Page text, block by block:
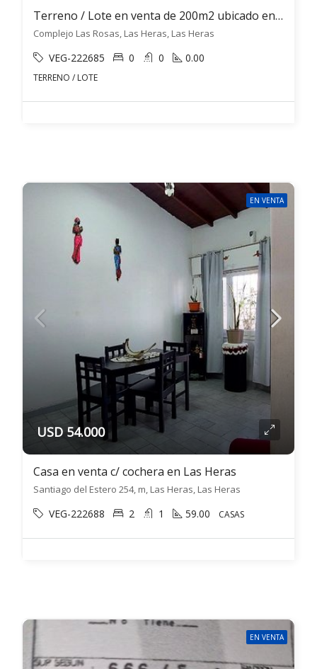
Terreno / Lote en venta de 200m2 ubicado en Las Heras
Complejo Las Rosas, Las Heras, Las Heras
VEG-222685 0 0 0.00
TERRENO / LOTE
EN VENTA
USD 54.000
Casa en venta c/ cochera en Las Heras
Santiago del Estero 254, m, Las Heras, Las Heras
VEG-222688 2 1 59.00 CASAS
EN VENTA